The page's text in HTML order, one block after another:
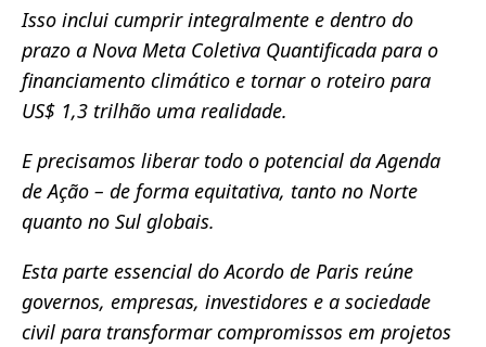
Isso inclui cumprir integralmente e dentro do
prazo a Nova Meta Coletiva Quantificada para o
financiamento climático e tornar o roteiro para
US$ 1,3 trilhão uma realidade.
E precisamos liberar todo o potencial da Agenda
de Ação – de forma equitativa, tanto no Norte
quanto no Sul globais.
Esta parte essencial do Acordo de Paris reúne
governos, empresas, investidores e a sociedade
civil para transformar compromissos em projetos